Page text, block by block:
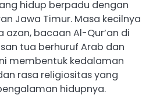
hidup berpadu dengan
Jawa Timur. Masa kecilnya
azan, bacaan Al-Qur’an di
tua berhuruf Arab dan
membentuk kedalaman
rasa religiositas yang
hidupnya.